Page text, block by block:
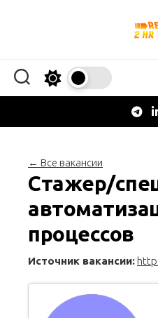
← Все вакансии
Стажер/
процессов
Источник вакансии: